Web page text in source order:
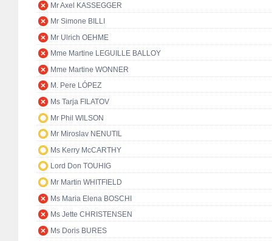
Mr Axel KASSEGGER
Mr Simone BILLI
Mr Ulrich OEHME
Mme Martine LEGUILLE BALLOY
Mme Martine WONNER
M. Pere LÓPEZ
Ms Tarja FILATOV
Mr Phil WILSON
Mr Miroslav NENUTIL
Ms Kerry McCARTHY
Lord Don TOUHIG
Mr Martin WHITFIELD
Ms Maria Elena BOSCHI
Ms Jette CHRISTENSEN
Ms Doris BURES